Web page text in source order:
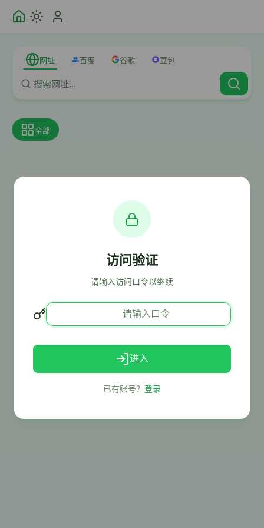
网址 百度 谷歌 豆包
全部
访问验证
请输入访问口令以继续
进入
已有账号？ 登录